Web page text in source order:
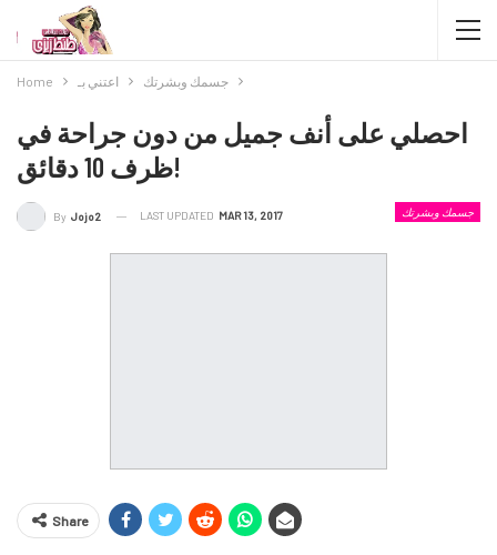
Home اعتني بـ جسمك وبشرتك
احصلي على أنف جميل من دون جراحة في
ظرف 10 دقائق!
جسمك وبشرتك By Jojo2 LAST UPDATED MAR 13, 2017
Share